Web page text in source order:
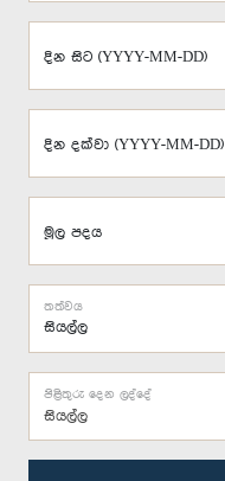
දින සිට (YYYY-MM-DD)
දින දක්වා (YYYY-MM-DD)
මූල පදය
තත්වය
සියල්ල
පිළිතුරු දෙන ලද්දේ